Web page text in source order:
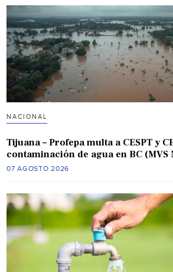
NACIONAL
Tijuana – Profepa multa a CESPT y
contaminación de agua en BC (MVS
07 AGOSTO 2026